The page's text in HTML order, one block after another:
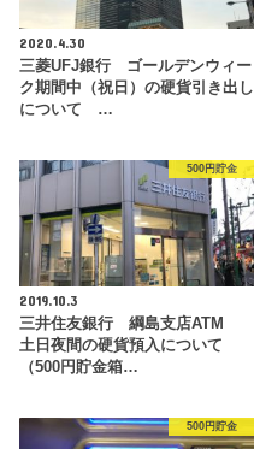
2020.4.30
三菱UFJ銀行 ゴールデンウィー
ク期間中（祝日）の硬貨引き出し
について …
500円貯金
2019.10.3
三井住友銀行 綱島支店ATM
土日夜間の硬貨預入について
（500円貯金箱…
500円貯金